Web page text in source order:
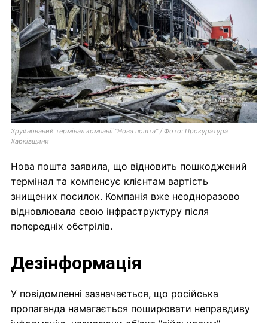
Зруйнований термінал компанії "Нова пошта" / Фото: Прокуратура
Харківщини
Нова пошта заявила, що відновить пошкоджений
термінал та компенсує клієнтам вартість
знищених посилок. Компанія вже неодноразово
відновлювала свою інфраструктуру після
попередніх обстрілів.
Дезінформація
У повідомленні зазначається, що російська
пропаганда намагається поширювати неправдиву